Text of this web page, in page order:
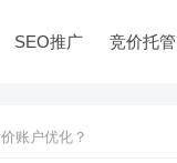
SEO推广 竞价托管
账户优化？